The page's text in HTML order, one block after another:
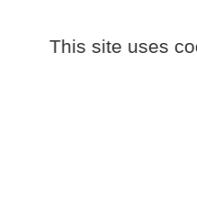
This site uses